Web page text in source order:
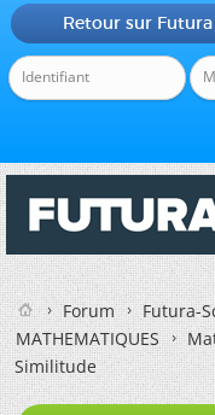
Retour sur Futura
Forum
Futura-
MATHEMATIQUES
Similitude